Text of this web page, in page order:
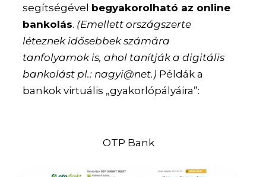
segítségével begyakorolható az online
bankolás. (Emellett országszerte
léteznek idősebbek számára
tanfolyamok is, ahol tanítják a digitális
bankolást pl.: nagyi@net.) Példák a
bankok virtuális „gyakorlópályáira”:
OTP Bank